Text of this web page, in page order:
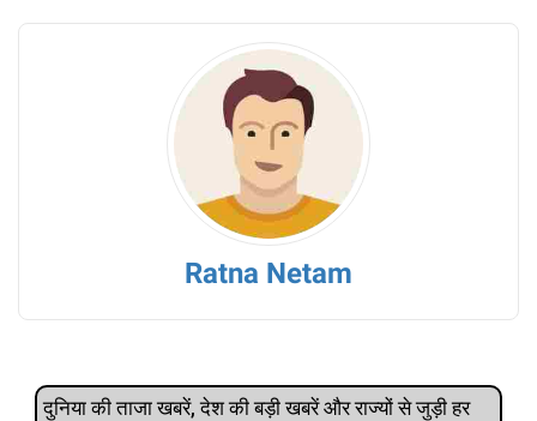
Ratna Netam
दुनिया की ताजा खबरें, देश की बड़ी खबरें और राज्‍यों से जुड़ी हर